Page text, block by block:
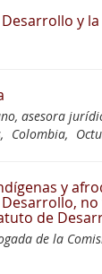
y
asesora
Colombia,
y
Desarrollo,
de
de la